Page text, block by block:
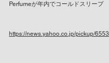
Perfumeが年内でコールドスリープ
https://news.yahoo.co.jp/pickup/